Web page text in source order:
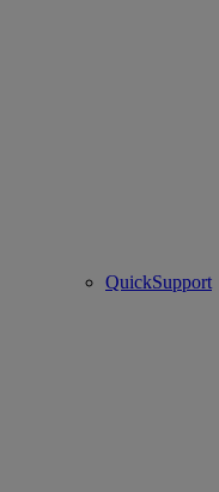
QuickSupport